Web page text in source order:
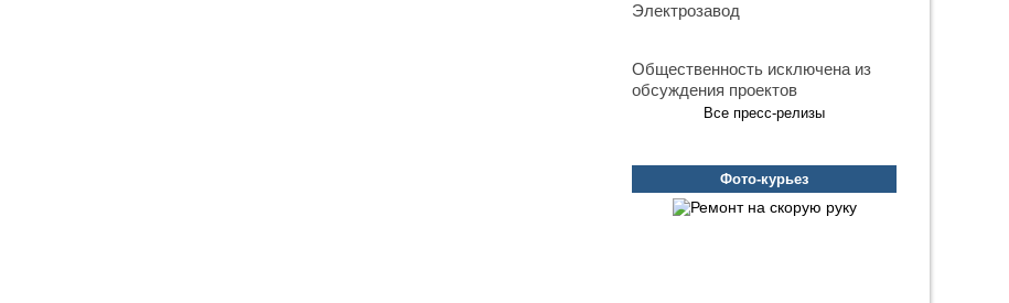
Электрозавод
Общественность исключена из
обсуждения проектов
Все пресс-релизы
Фото-курьез